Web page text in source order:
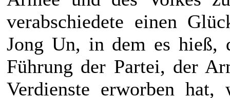
verabschiedete einen
Jong Un, in dem es hieß,
Führung der Partei, der
Verdienste erworben